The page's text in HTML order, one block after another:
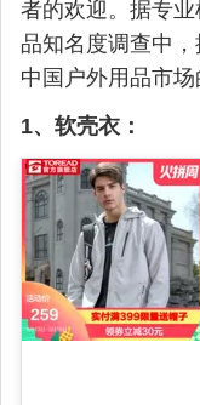
者的欢迎。据专
品知名度调查中
中国户外用品市场
1、软壳衣：